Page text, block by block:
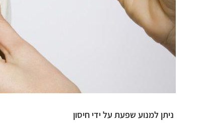
ניתן למנוע שפעת על ידי חיסון